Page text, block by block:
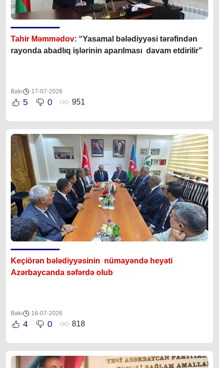
Tahir Məmmədov: “Yasamal bələdiyyəsi tərəfindən
rayonda abadlıq işlərinin aparılması davam etdirilir”
Bakı 17-07-2026
5 0 951
Keçiörən bələdiyyəsinin nümayəndə heyəti
Azərbaycanda səfərdə olub
Bakı 16-07-2026
4 0 818